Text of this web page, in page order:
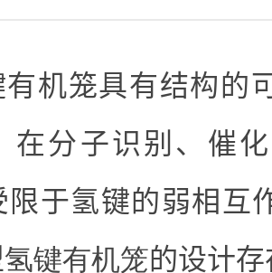
有机笼具有结构的
在分子识别、催
限于氢键的弱相互
氢键有机笼的设计